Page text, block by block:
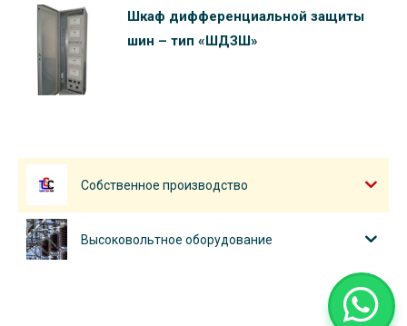
Шкаф дифференциальной защиты
шин – тип «ШДЗШ»
Собственное производство
Высоковольтное оборудование